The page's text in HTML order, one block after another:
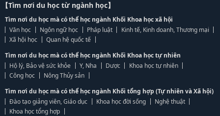
【Tìm nơi du học từ ngành học】
Tìm nơi du học mà có thể học ngành Khối Khoa học xã hội
Văn học
Ngôn ngữ học Pháp luật
Kinh tế, Kinh doanh, Thương mại
Xã hội học
Quan hệ quốc tế
Tìm nơi du học mà có thể học ngành Khối Khoa học tự nhiên
Hộ lý, Bảo vệ sức khỏe
Y, Nha Dược
Khoa học tự nhiên
Công học
Nông Thủy sản
Tìm nơi du học mà có thể học ngành Khối tổng hợp (Tự nhiên và Xã hội)
Đào tạo giảng viên, Giáo dục
Khoa học đời sống
Nghệ thuật
Khoa học tổng hợp